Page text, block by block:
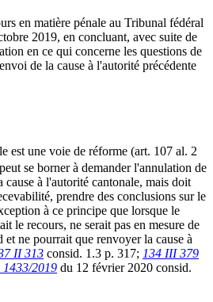
en matière pénale au Tribunal fédéral
2019, en concluant, avec suite de
en ce qui concerne les questions de
de la cause à l'autorité précédente
est une voie de réforme (art. 107 al. 2
se borner à demander l'annulation de
à l'autorité cantonale, mais doit
prendre des conclusions sur le
à ce principe que lorsque le
le recours, ne serait pas en mesure de
ne pourrait que renvoyer la cause à
II 313 consid. 1.3 p. 317; 134 III 379
1433/2019 du 12 février 2020 consid.